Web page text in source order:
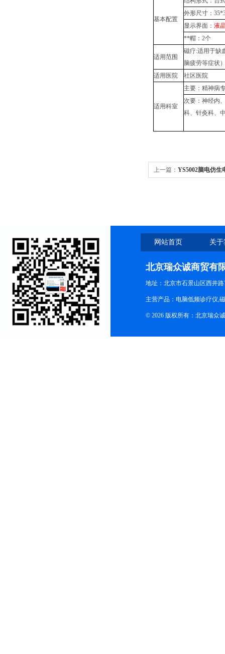
基本配置
外形尺寸：
显示界面： 液
**帽：2个
适用范围
磁疗:适用于缺
脑疲劳等症状
适用医院
社区医院
适用科室
主要：精神病
次要：神经内
科、针灸科、
上一篇： YS5002脑电仿生
网站首页 关
北京瑞众诚商贸有
地址：北京市石景山区西井路
主营产品：电脑低频诊疗仪,
© 2026 版权所有：北京瑞众